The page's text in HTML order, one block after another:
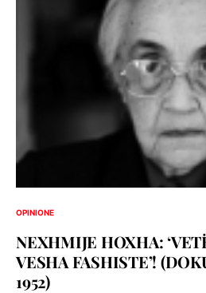
OPINIONE
NEXHMIJE HOXHA:
VESHA FASHISTE’!
1952)